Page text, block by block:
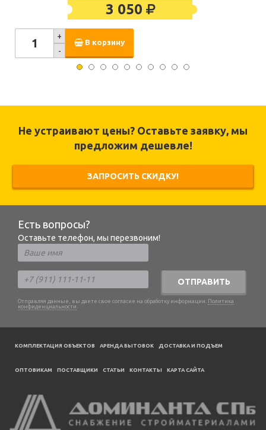
3 050
+
-
В корзину
Не устраивают цены? Оставьте заявку, мы
предложим дешевле!
ЗАПРОСИТЬ СКИДКУ!
Есть вопросы?
Оставьте телефон, мы перезвоним!
ОТПРАВИТЬ
Отправляя данные, вы даете свое согласие на обработку информации. Политика
конфиденциальности .
КОМПЛЕКТАЦИЯ ОБЪЕКТОВ АРЕНДА БЫТОВОК ДОСТАВКА И ПОДЪЕМ
ОПТОВИКАМ ПОСТАВЩИКИ CТАТЬИ КОНТАКТЫ КАРТА САЙТА